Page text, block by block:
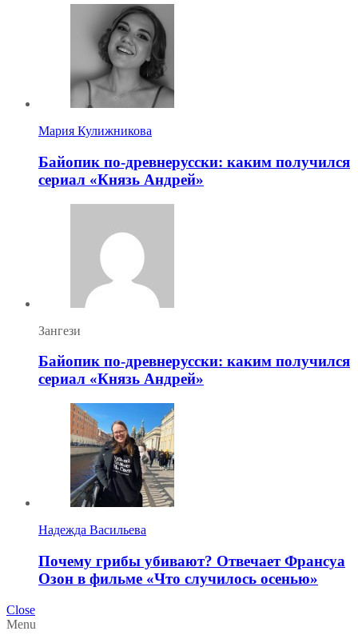
Мария Кулижникова
Байопик по-древнерусски: каким получился
сериал «Князь Андрей»
Зангези
Байопик по-древнерусски: каким получился
сериал «Князь Андрей»
Надежда Васильева
Почему грибы убивают? Отвечает Франсуа
Озон в фильме «Что случилось осенью»
Close
Menu